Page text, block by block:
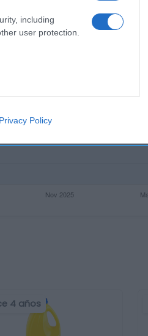
including
user protection.
Privacy Policy
4 años